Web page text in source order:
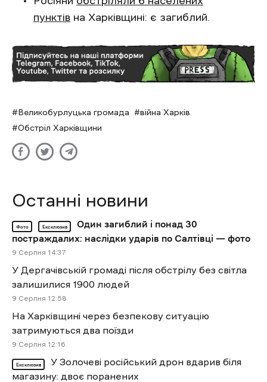
пунктів на Харківщині: є загиблий.
Великобурлуцька громада
війна Харків
Обстріл Харківщини
Останні новини
Фото Ексклюзив
Один загиблий і понад 30
постраждалих: наслідки ударів по Салтівці — фото
9 Cерпня 14:37
У Дергачівській громаді після обстрілу без світла
залишилися 1900 людей
9 Cерпня 12:58
На Харківщині через безпекову ситуацію
затримуються два поїзди
9 Cерпня 12:16
Ексклюзив
У Золочеві російський дрон вдарив біля
магазину: двоє поранених